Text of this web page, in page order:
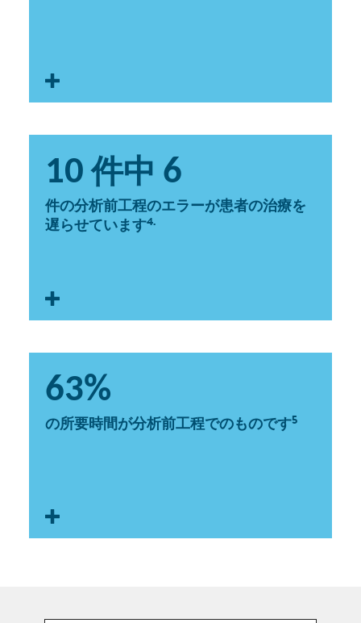
10 件中 6
件の分析前工程のエラーが患者の治療を
遅らせています4.
搬送の状態が不適切な場合、サンプルの完全性が損
なわれ、診断が遅れるおそれがあります。
63%
の所要時間が分析前工程でのものです5
サンプル受付での受入量が急増すると、障害や作業
の中断、スタッフに対する過大な負荷が発生しま